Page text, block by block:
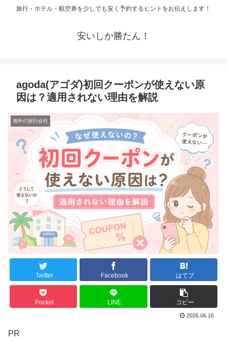
旅行・ホテル・航空券を少しでも安く予約するヒントをお伝えします！
安いしか勝たん！
agoda(アゴダ)初回クーポンが使えない原
因は？適用されない理由を解説
海外の旅行会社
Twitter Facebook はてブ
Pocket LINE コピー
2026.06.16
PR